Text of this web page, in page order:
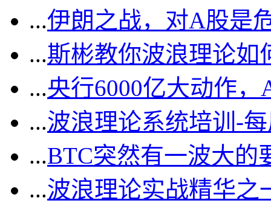
...伊朗之战，对A股是
...斯彬教你波浪理论如
...央行6000亿大动作
...波浪理论系统培训-
...BTC突然有一波大的
...波浪理论实战精华